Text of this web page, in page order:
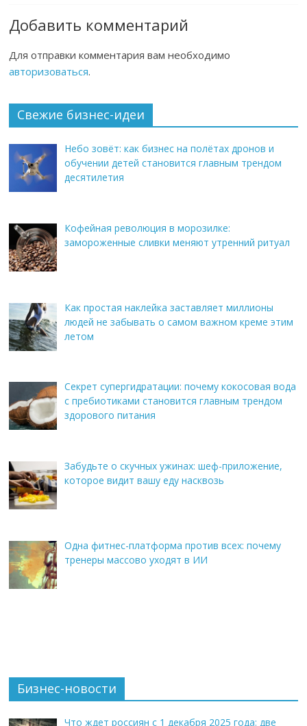
Добавить комментарий
Для отправки комментария вам необходимо
авторизоваться.
Свежие бизнес-идеи
Небо зовёт: как бизнес на полётах дронов и
обучении детей становится главным трендом
десятилетия
Кофейная революция в морозилке:
замороженные сливки меняют утренний ритуал
Как простая наклейка заставляет миллионы
людей не забывать о самом важном креме этим
летом
Секрет супергидратации: почему кокосовая вода
с пребиотиками становится главным трендом
здорового питания
Забудьте о скучных ужинах: шеф-приложение,
которое видит вашу еду насквозь
Одна фитнес-платформа против всех: почему
тренеры массово уходят в ИИ
Бизнес-новости
Что ждет россиян с 1 декабря 2025 года: две